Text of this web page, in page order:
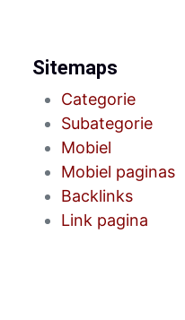
Sitemaps
Categorie
Subategorie
Mobiel
Mobiel paginas
Backlinks
Link pagina